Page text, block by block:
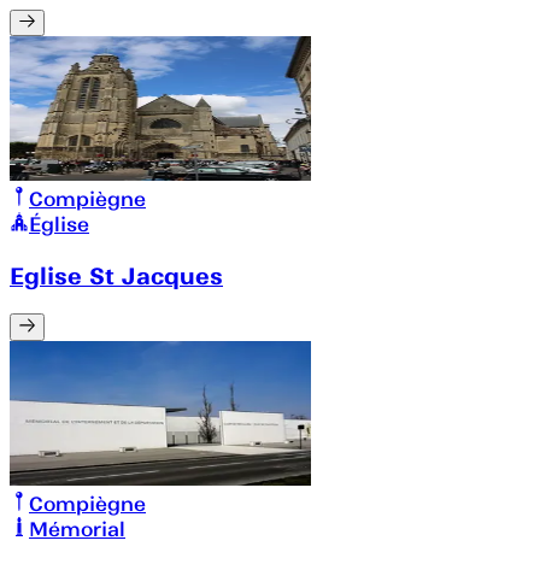
Compiègne
Église
Eglise St Jacques
Compiègne
Mémorial